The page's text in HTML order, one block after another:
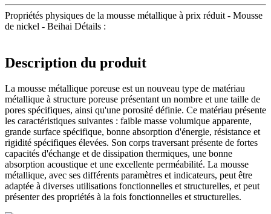
Propriétés physiques de la mousse métallique à prix réduit - Mousse
de nickel - Beihai Détails :
Description du produit
La mousse métallique poreuse est un nouveau type de matériau
métallique à structure poreuse présentant un nombre et une taille de
pores spécifiques, ainsi qu'une porosité définie. Ce matériau présente
les caractéristiques suivantes : faible masse volumique apparente,
grande surface spécifique, bonne absorption d'énergie, résistance et
rigidité spécifiques élevées. Son corps traversant présente de fortes
capacités d'échange et de dissipation thermiques, une bonne
absorption acoustique et une excellente perméabilité. La mousse
métallique, avec ses différents paramètres et indicateurs, peut être
adaptée à diverses utilisations fonctionnelles et structurelles, et peut
présenter des propriétés à la fois fonctionnelles et structurelles.